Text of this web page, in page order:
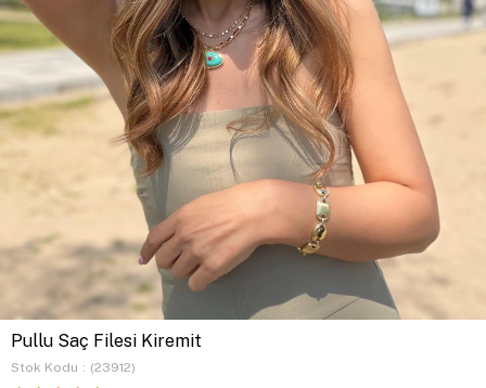
Pullu Saç Filesi Kiremit
Stok Kodu (23912)